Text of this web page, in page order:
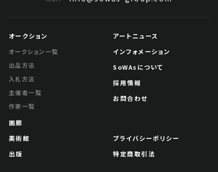
オークション
オークション一覧
出品方法
入札方法
主催者一覧
作家一覧
画廊
美術館
出版
アートニュース
インフォメーション
SoWAsについて
採用情報
お問合わせ
プライバシーポリシー
特定商取引法